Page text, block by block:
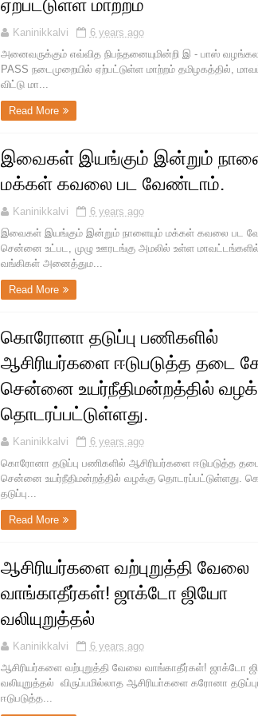
ஏற்பட்டுள்ள மாற்றம்
Kaninikkalvi
6 years ago
அனைவருக்கும் எவ்வித நிபந்தனையுமின்றி இ - பாஸ்
PASS நடைமுறையில் ஏற்பட்டுள்ள மாற்றம் தமிழகத்தில்,
விட்டு மா...
Read More
இவைகள் இயங்கும் இன்றும்
மக்கள் கவலை பட வேண்டாம்.
Kaninikkalvi
6 years ago
இவைகள் இயங்கும் இன்றும் நாளையும் மக்கள் கவலை பட
சென்னை உட்பட, முழு ஊரடங்கு அமலில் உள்ள
வங்கிகள் அனைத்தும...
Read More
கொரோனா தடுப்பு பணிகளில்
ஆசிரியர்களை ஈடுபடுத்த தடை
சென்னை உயர்நீதிமன்றத்தில்
தொடரப்பட்டுள்ளது.
Kaninikkalvi
6 years ago
கொரோனா தடுப்பு பணிகளில் ஆசிரியர்களை ஈடுபடுத்த
சென்னை உயர்நீதிமன்றத்தில் வழக்கு தொடரப்பட்டுள்ளது.
தடுப்பு...
Read More
ஆசிரியர்களை வற்புறுத்தி வேலை
வாங்காதீர்கள்! ஜாக்டோ ஜியோ
வலியுறுத்தல்
Kaninikkalvi
6 years ago
ஆசிரியர்களை வற்புறுத்தி வேலை வாங்காதீர்கள்! ஜாக்டோ
வலியுறுத்தல் விருப்பமில்லாத ஆசிரியா்களை கரோனா
ஈடுபடுத்த...